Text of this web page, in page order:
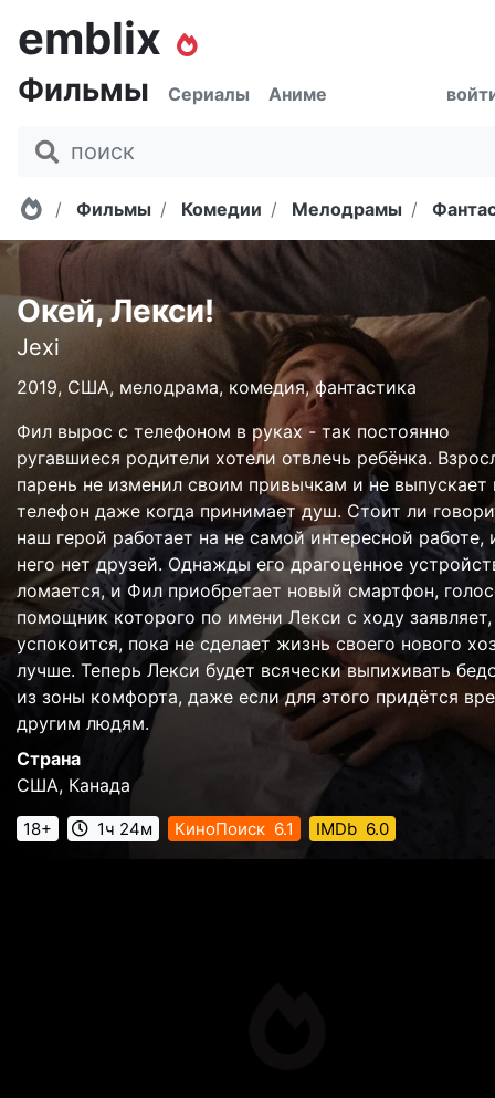
emblix
Фильмы Сериалы Аниме
Главная
Фильмы Комедии Мелодрамы
Окей, Лекси!
Jexi
2019, США, мелодрама, комедия, фантастика
Фил вырос с телефоном в руках - так постоянно
ругавшиеся родители хотели отвлечь ребёнка.
парень не изменил своим привычкам и не выпускает
телефон даже когда принимает душ. Стоит ли
наш герой работает на не самой интересной работе,
него нет друзей. Однажды его драгоценное
ломается, и Фил приобретает новый смартфон,
помощник которого по имени Лекси с ходу заявляет,
успокоится, пока не сделает жизнь своего нового
лучше. Теперь Лекси будет всячески выпихивать
из зоны комфорта, даже если для этого придётся
другим людям.
Страна
США, Канада
18+ 1ч 24м КиноПоиск 6.1 IMDb 6.0